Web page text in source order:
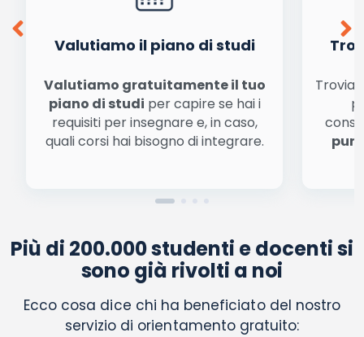
finalità di marketing diretto con modalità
Valutiamo il piano di studi
Valutiamo gratuitamente il tuo
piano di studi per capire se hai i
requisiti per insegnare e, in caso,
quali corsi hai bisogno di integrare.
Più di 200.000 studenti e docenti si
sono già rivolti a noi
Ecco cosa dice chi ha beneficiato del nostro
servizio di orientamento gratuito: